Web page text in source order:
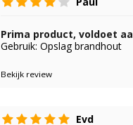
Prima product, voldoet
Gebruik: Opslag brandhout
Bekijk review
Evd